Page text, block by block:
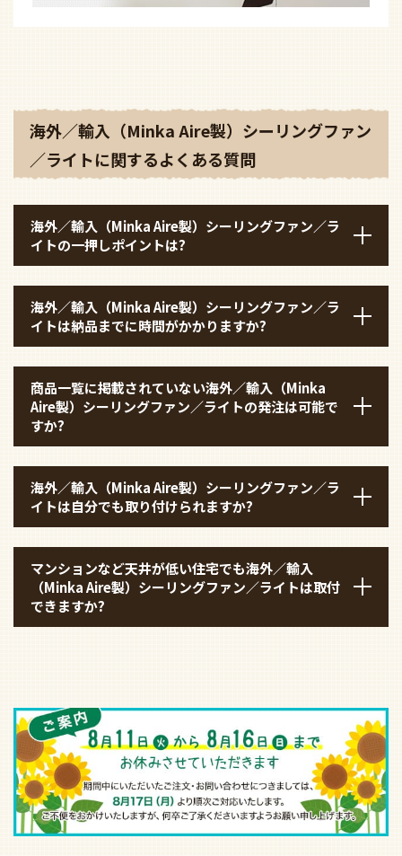
海外／輸入（Minka Aire製）シーリングファン
／ライトに関するよくある質問
海外／輸入（Minka Aire製）シーリングファン／ラ
イトの一押しポイントは?
海外／輸入（Minka Aire製）シーリングファン／ラ
イトは納品までに時間がかかりますか?
商品一覧に掲載されていない海外／輸入（Minka
Aire製）シーリングファン／ライトの発注は可能で
すか?
海外／輸入（Minka Aire製）シーリングファン／ラ
イトは自分でも取り付けられますか?
マンションなど天井が低い住宅でも海外／輸入
（Minka Aire製）シーリングファン／ライトは取付
できますか?